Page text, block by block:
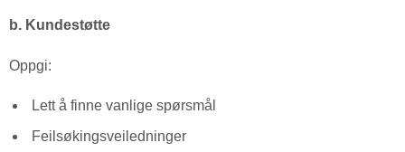
b. Kundestøtte
Oppgi:
Lett å finne vanlige spørsmål
Feilsøkingsveiledninger